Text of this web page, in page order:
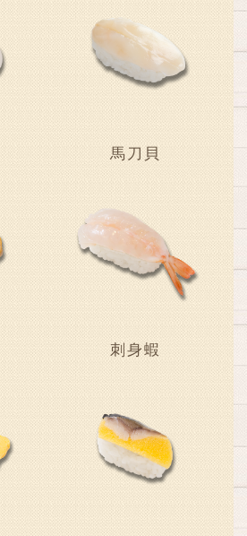
馬刀貝
刺身蝦